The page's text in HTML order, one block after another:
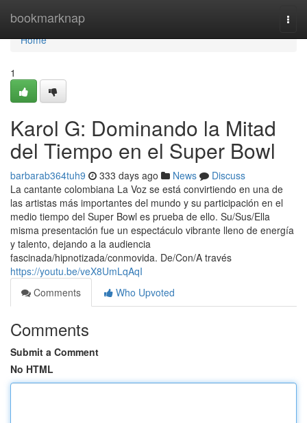
bookmarknap
Home
Home
1
Karol G: Dominando la Mitad
del Tiempo en el Super Bowl
barbarab364tuh9 333 days ago News
Discuss
La cantante colombiana La Voz se está convirtiendo en una de
las artistas más importantes del mundo y su participación en el
medio tiempo del Super Bowl es prueba de ello. Su/Sus/Ella
misma presentación fue un espectáculo vibrante lleno de energía
y talento, dejando a la audiencia
fascinada/hipnotizada/conmovida. De/Con/A través
https://youtu.be/veX8UmLqAqI
Comments
Who Upvoted
Comments
Submit a Comment
No HTML